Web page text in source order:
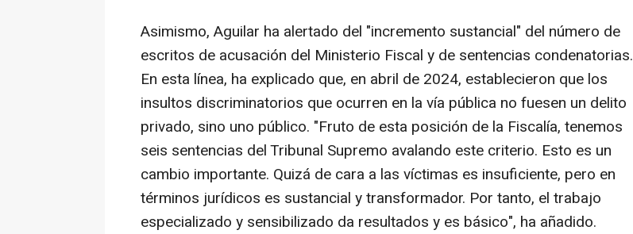
Asimismo, Aguilar ha alertado del "incremento sustancial" del número de
escritos de acusación del Ministerio Fiscal y de sentencias condenatorias.
En esta línea, ha explicado que, en abril de 2024, establecieron que los
insultos discriminatorios que ocurren en la vía pública no fuesen un delito
privado, sino uno público. "Fruto de esta posición de la Fiscalía, tenemos
seis sentencias del Tribunal Supremo avalando este criterio. Esto es un
cambio importante. Quizá de cara a las víctimas es insuficiente, pero en
términos jurídicos es sustancial y transformador. Por tanto, el trabajo
especializado y sensibilizado da resultados y es básico", ha añadido.